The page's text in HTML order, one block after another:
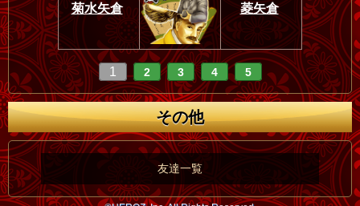
菊水矢倉 菱矢倉
1 2 3 4 5
その他
友達一覧